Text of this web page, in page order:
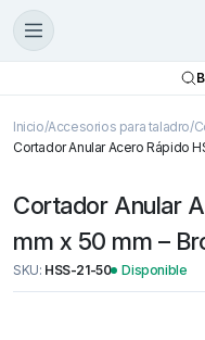
Inicio Accesorios para taladro
Cortador Anular Acero Rápido
Cortador Anular
mm x 50 mm –
SKU: HSS-21-50 Disponible